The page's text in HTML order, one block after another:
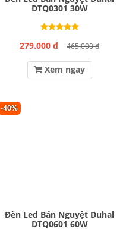
DTQ0301 30W
279.000 đ 465.000 đ
Xem ngay
-40%
Đèn Led Bán Nguyệt Duhal
DTQ0601 60W